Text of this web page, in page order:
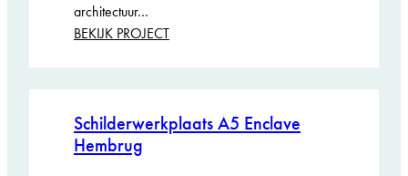
architectuur…
BEKIJK PROJECT:
te
Schilderwerkplaats A5 Enclave
Hembrug